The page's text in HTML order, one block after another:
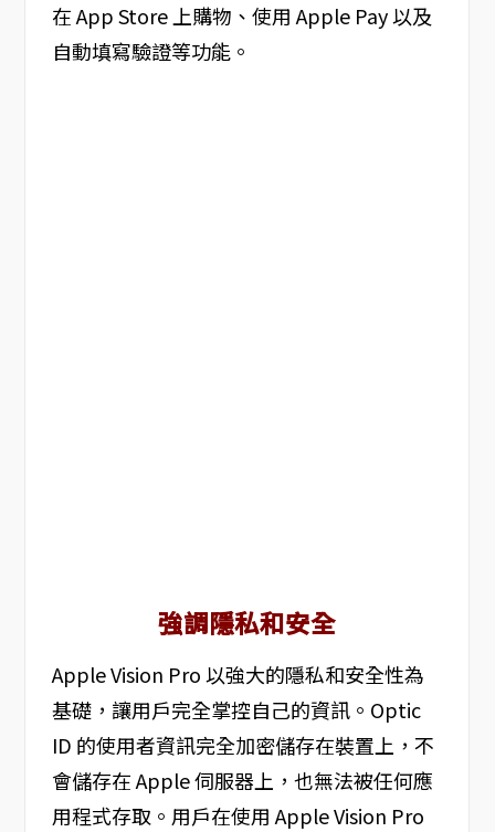
在 App Store 上購物、使用 Apple Pay 以及
自動填寫驗證等功能。
強調隱私和安全
Apple Vision Pro 以強大的隱私和安全性為
基礎，讓用戶完全掌控自己的資訊。Optic
ID 的使用者資訊完全加密儲存在裝置上，不
會儲存在 Apple 伺服器上，也無法被任何應
用程式存取。用戶在使用 Apple Vision Pro